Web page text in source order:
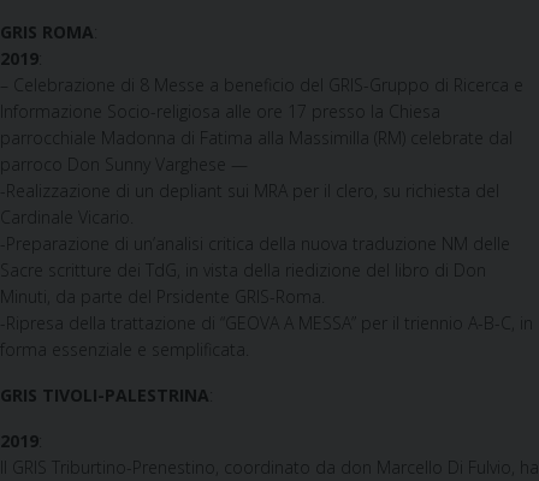
GRIS ROMA
2019
– Celebrazione di 8 Messe a beneficio del GRIS-Gruppo di Ricerca e
Informazione Socio-religiosa alle ore 17 presso la Chiesa
parrocchiale Madonna di Fatima alla Massimilla (RM) celebrate dal
parroco Don Sunny Varghese —
-Realizzazione di un depliant sui MRA per il clero, su richiesta del
Cardinale Vicario.
-Preparazione di un’analisi critica della nuova traduzione NM delle
Sacre scritture dei TdG, in vista della riedizione del libro di Don
Minuti, da parte del Prsidente GRIS-Roma.
-Ripresa della trattazione di “GEOVA A MESSA” per il triennio A-B-C, in
forma essenziale e semplificata.
GRIS TIVOLI-PALESTRINA
2019
Il GRIS Triburtino-Prenestino, coordinato da don Marcello Di Fulvio, ha